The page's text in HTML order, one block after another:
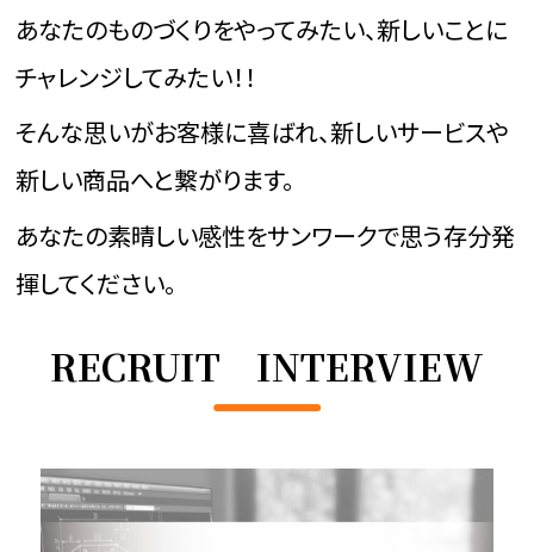
あなたのものづくりをやってみたい、新しいことに
チャレンジしてみたい！！
そんな思いがお客様に喜ばれ、新しいサービスや
新しい商品へと繋がります。
あなたの素晴しい感性をサンワークで思う存分発
揮してください。
RECRUIT INTERVIEW